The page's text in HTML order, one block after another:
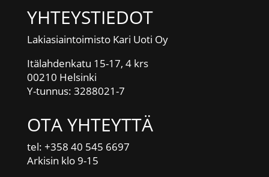
YHTEYSTIEDOT
Lakiasiaintoimisto Kari Uoti Oy
Itälahdenkatu 15-17, 4 krs
00210 Helsinki
Y-tunnus: 3288021-7
OTA YHTEYTTÄ
tel: +358 40 545 6697
Arkisin klo 9-15